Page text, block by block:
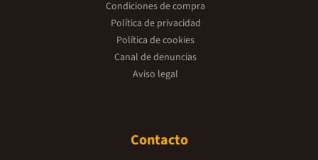
Condiciones de compra
Política de privacidad
Política de cookies
Canal de denuncias
Aviso legal
Contacto